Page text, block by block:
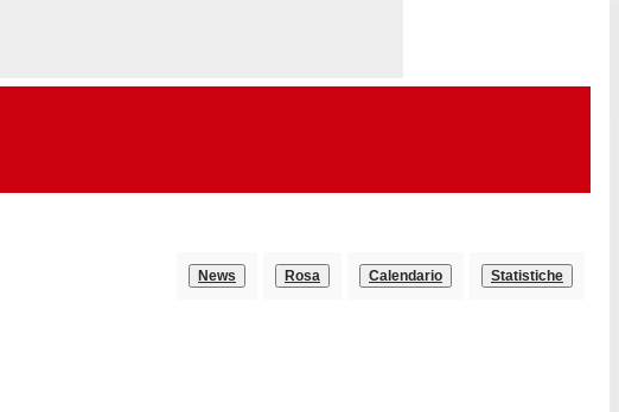
News Rosa Calendario Statistiche